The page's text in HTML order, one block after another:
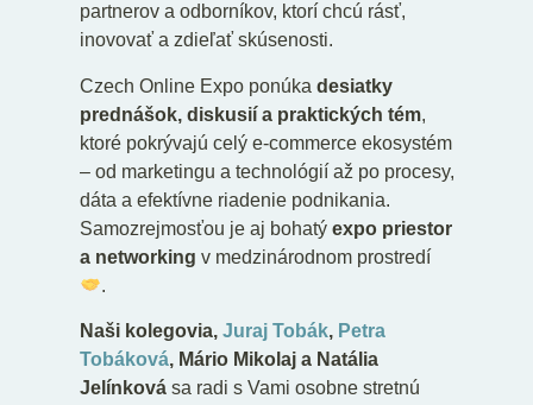
partnerov a odborníkov, ktorí chcú rásť,
inovovať a zdieľať skúsenosti.
Czech Online Expo ponúka desiatky
prednášok, diskusií a praktických tém,
ktoré pokrývajú celý e-commerce ekosystém
– od marketingu a technológií až po procesy,
dáta a efektívne riadenie podnikania.
Samozrejmosťou je aj bohatý expo priestor
a networking v medzinárodnom prostredí
.
Naši kolegovia, Juraj Tobák, Petra
Tobáková, Mário Mikolaj a Natália
Jelínkovása radi s Vami osobne stretnú